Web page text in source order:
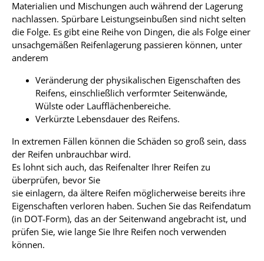
Materialien und Mischungen auch während der Lagerung
nachlassen. Spürbare Leistungseinbußen sind nicht selten
die Folge. Es gibt eine Reihe von Dingen, die als Folge einer
unsachgemäßen Reifenlagerung passieren können, unter
anderem
Veränderung der physikalischen Eigenschaften des
Reifens, einschließlich verformter Seitenwände,
Wülste oder Laufflächenbereiche.
Verkürzte Lebensdauer des Reifens.
In extremen Fällen können die Schäden so groß sein, dass
der Reifen unbrauchbar wird.
Es lohnt sich auch, das Reifenalter Ihrer Reifen zu
überprüfen, bevor Sie
sie einlagern, da ältere Reifen möglicherweise bereits ihre
Eigenschaften verloren haben. Suchen Sie das Reifendatum
(in DOT-Form), das an der Seitenwand angebracht ist, und
prüfen Sie, wie lange Sie Ihre Reifen noch verwenden
können.